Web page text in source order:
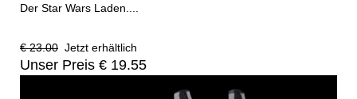
Der Star Wars Laden....
€ 23.00 Jetzt erhältlich
Unser Preis € 19.55